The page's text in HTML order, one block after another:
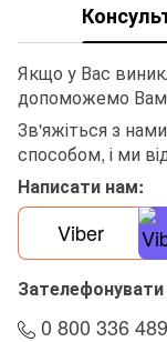
Якщо у Вас
допоможемо
Зв'яжіться з
способом, і ми
Написати нам:
Viber
0 800 336 489